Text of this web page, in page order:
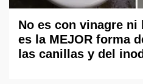
No es con vinagre
es la MEJOR forma
las canillas y del